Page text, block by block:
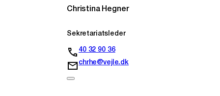
Christina Hegner
Sekretariatsleder
40 32 90 36
chrhe@vejle.dk